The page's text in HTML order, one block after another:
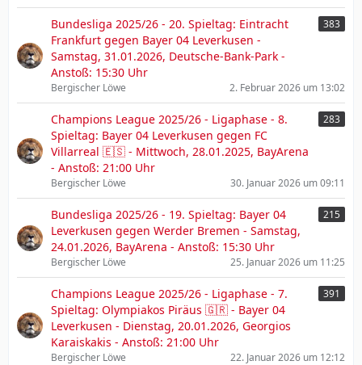
Bundesliga 2025/26 - 20. Spieltag: Eintracht
Frankfurt gegen Bayer 04 Leverkusen -
Samstag, 31.01.2026, Deutsche-Bank-Park -
Anstoß: 15:30 Uhr
383
Bergischer Löwe 2. Februar 2026 um 13:02
Champions League 2025/26 - Ligaphase - 8.
Spieltag: Bayer 04 Leverkusen gegen FC
Villarreal 🇪🇸 - Mittwoch, 28.01.2025, BayArena
- Anstoß: 21:00 Uhr
283
Bergischer Löwe 30. Januar 2026 um 09:11
Bundesliga 2025/26 - 19. Spieltag: Bayer 04
Leverkusen gegen Werder Bremen - Samstag,
24.01.2026, BayArena - Anstoß: 15:30 Uhr
215
Bergischer Löwe 25. Januar 2026 um 11:25
Champions League 2025/26 - Ligaphase - 7.
Spieltag: Olympiakos Piräus 🇬🇷 - Bayer 04
Leverkusen - Dienstag, 20.01.2026, Georgios
Karaiskakis - Anstoß: 21:00 Uhr
391
Bergischer Löwe 22. Januar 2026 um 12:12